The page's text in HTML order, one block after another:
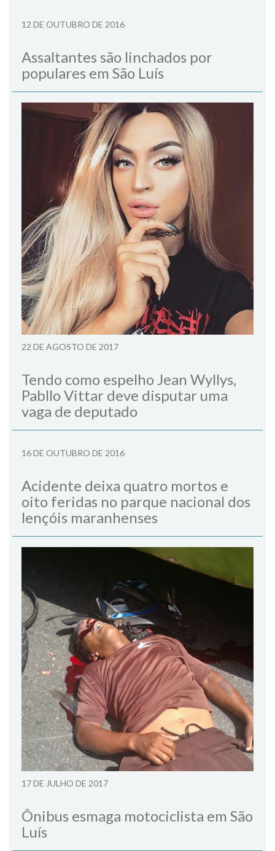
12 DE OUTUBRO DE 2016
Assaltantes são linchados por
populares em São Luís
22 DE AGOSTO DE 2017
Tendo como espelho Jean Wyllys,
Pabllo Vittar deve disputar uma
vaga de deputado
16 DE OUTUBRO DE 2016
Acidente deixa quatro mortos e
oito feridas no parque nacional dos
lençóis maranhenses
17 DE JULHO DE 2017
Ônibus esmaga motociclista em São
Luís